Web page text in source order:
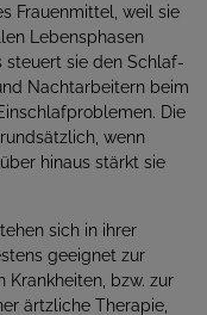
Frauenmittel, weil sie
Lebensphasen
steuert sie den Schlaf-
Nachtarbeitern beim
Die
wenn
hinaus stärkt sie
sich in ihrer
geeignet zur
Krankheiten, bzw. zur
ärtzliche Therapie,